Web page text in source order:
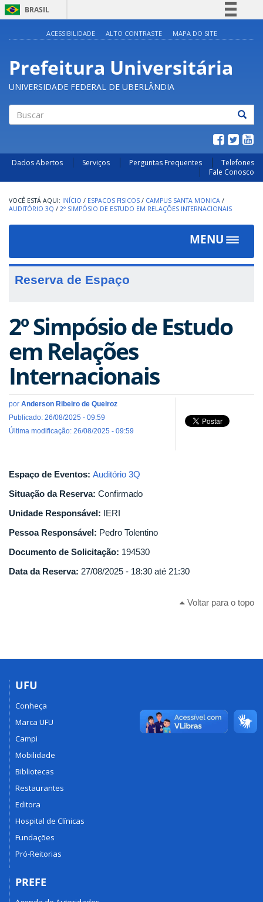
BRASIL
Participe
Acesso à informação
ACESSIBILIDADE ALTO CONTRASTE MAPA DO SITE
Prefeitura Universitária
UNIVERSIDADE FEDERAL DE UBERLÂNDIA
Dados Abertos Serviços Perguntas Frequentes
Telefones
Fale Conosco
INÍCIO / ESPACOS FISICOS / CAMPUS SANTA MONICA /
AUDITÓRIO 3Q / 2º SIMPÓSIO DE ESTUDO EM RELAÇÕES INTERNACIONAIS
MENU
Toggle
Reserva de Espaço
2º Simpósio de Estudo
em Relações
Internacionais
por Anderson Ribeiro de Queiroz
Publicado: 26/08/2025 - 09:59
Última modificação: 26/08/2025 - 09:59
Espaço de Eventos: Auditório 3Q
Situação da Reserva: Confirmado
Unidade Responsável: IERI
Pessoa Responsável: Pedro Tolentino
Documento de Solicitação: 194530
Data da Reserva: 27/08/2025 - 18:30 até 21:30
Voltar para o topo
UFU
Conheça
Marca UFU
Campi
Mobilidade
Bibliotecas
Restaurantes
Editora
Hospital de Clínicas
Fundações
Pró-Reitorias
PREFE